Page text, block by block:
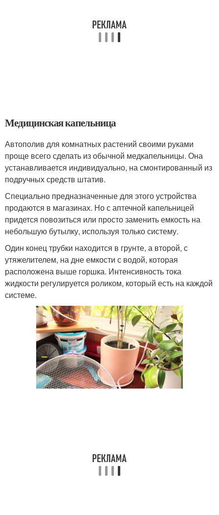
Медицинская капельница
Автополив для комнатных растений своими руками
проще всего сделать из обычной медкапельницы. Она
устанавливается индивидуально, на смонтированный из
подручных средств штатив.
Специально предназначенные для этого устройства
продаются в магазинах. Но с аптечной капельницей
придется повозиться или просто заменить емкость на
небольшую бутылку, используя только систему.
Один конец трубки находится в грунте, а второй, с
утяжелителем, на дне емкости с водой, которая
расположена выше горшка. Интенсивность тока
жидкости регулируется роликом, который есть на каждой
системе.